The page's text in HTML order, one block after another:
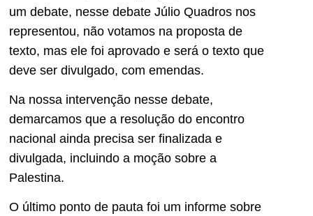
um debate, nesse debate Júlio Quadros nos
representou, não votamos na proposta de
texto, mas ele foi aprovado e será o texto que
deve ser divulgado, com emendas.
Na nossa intervenção nesse debate,
demarcamos que a resolução do encontro
nacional ainda precisa ser finalizada e
divulgada, incluindo a moção sobre a
Palestina.
O último ponto de pauta foi um informe sobre